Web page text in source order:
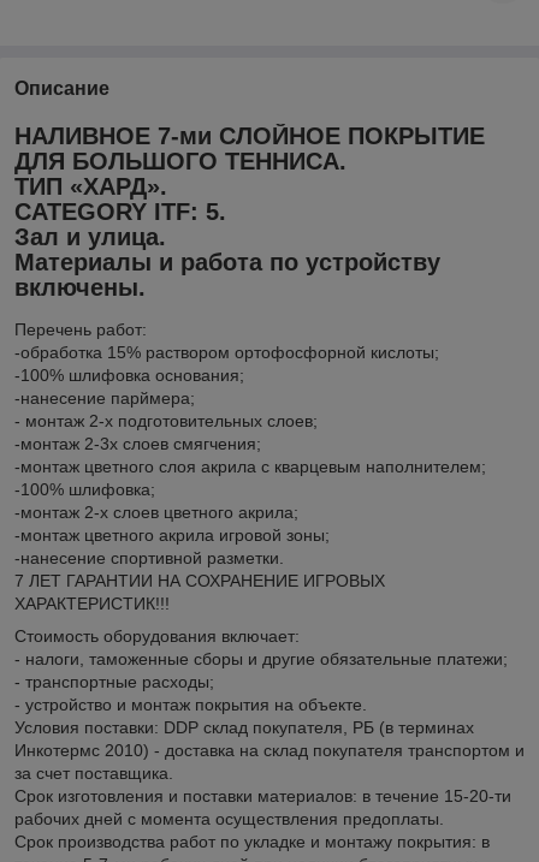
Описание
НАЛИВНОЕ 7-ми СЛОЙНОЕ ПОКРЫТИЕ
ДЛЯ БОЛЬШОГО ТЕННИСА.
ТИП «ХАРД».
CATEGORY ITF: 5.
Зал и улица.
Материалы и работа по устройству
включены.
Перечень работ:
-обработка 15% раствором ортофосфорной кислоты;
-100% шлифовка основания;
-нанесение парймера;
- монтаж 2-х подготовительных слоев;
-монтаж 2-3х слоев смягчения;
-монтаж цветного слоя акрила с кварцевым наполнителем;
-100% шлифовка;
-монтаж 2-х слоев цветного акрила;
-монтаж цветного акрила игровой зоны;
-нанесение спортивной разметки.
7 ЛЕТ ГАРАНТИИ НА СОХРАНЕНИЕ ИГРОВЫХ
ХАРАКТЕРИСТИК!!!
Стоимость оборудования включает:
- налоги, таможенные сборы и другие обязательные платежи;
- транспортные расходы;
- устройство и монтаж покрытия на объекте.
Условия поставки: DDP склад покупателя, РБ (в терминах
Инкотермс 2010) - доставка на склад покупателя транспортом и
за счет поставщика.
Срок изготовления и поставки материалов: в течение 15-20-ти
рабочих дней с момента осуществления предоплаты.
Срок производства работ по укладке и монтажу покрытия: в